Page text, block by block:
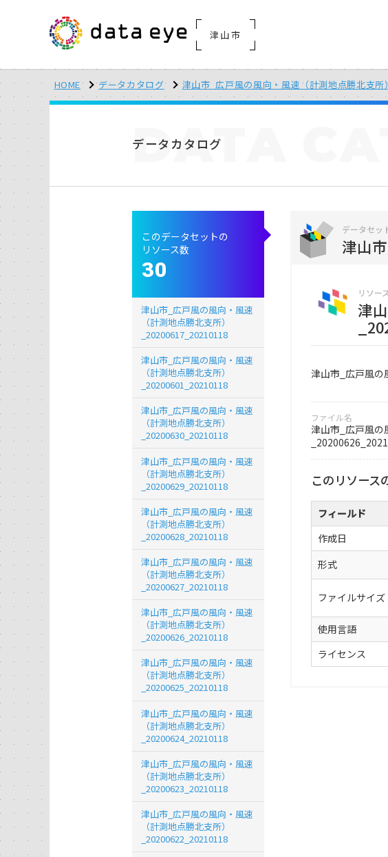
津山市
HOME データカタログ 津山市_広戸風の風向・風速（計測地点勝北支
データカタログ
DATA
データセッ
津山
リソー
津
津山市_広戸風
ファイル名
津山市_広戸風の
このリソース
フィールド
作成日
形式
ファイルサイズ
使用言語
ライセンス
このデータセットの
リソース数
30
津山市_広戸風の風向・風速
（計測地点勝北支所）
_20200617_20210118
津山市_広戸風の風向・風速
（計測地点勝北支所）
_20200601_20210118
津山市_広戸風の風向・風速
（計測地点勝北支所）
_20200630_20210118
津山市_広戸風の風向・風速
（計測地点勝北支所）
_20200629_20210118
津山市_広戸風の風向・風速
（計測地点勝北支所）
_20200628_20210118
津山市_広戸風の風向・風速
（計測地点勝北支所）
_20200627_20210118
津山市_広戸風の風向・風速
（計測地点勝北支所）
_20200626_20210118
津山市_広戸風の風向・風速
（計測地点勝北支所）
_20200625_20210118
津山市_広戸風の風向・風速
（計測地点勝北支所）
_20200624_20210118
津山市_広戸風の風向・風速
（計測地点勝北支所）
_20200623_20210118
津山市_広戸風の風向・風速
（計測地点勝北支所）
_20200622_20210118